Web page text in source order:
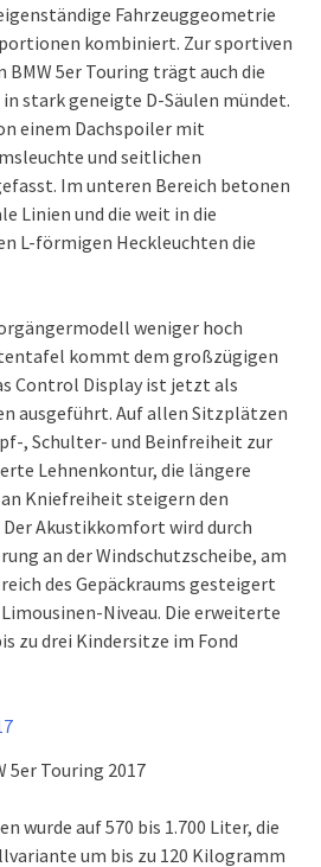
Fahrzeuggeometrie
kombiniert. Zur sportiven
BMW 5er Touring trägt auch die
stark geneigte D-Säulen mündet.
einem Dachspoiler mit
und seitlichen
Im unteren Bereich betonen
Linien und die weit in die
L-förmigen Heckleuchten die
weniger hoch
kommt dem großzügigen
Control Display ist jetzt als
ausgeführt. Auf allen Sitzplätzen
, Schulter- und Beinfreiheit zur
Lehnenkontur, die längere
Kniefreiheit steigern den
Akustikkomfort wird durch
an der Windschutzscheibe, am
des Gepäckraums gesteigert
Niveau. Die erweiterte
zu drei Kindersitze im Fond
5er Touring 2017
wurde auf 570 bis 1.700 Liter, die
um bis zu 120 Kilogramm